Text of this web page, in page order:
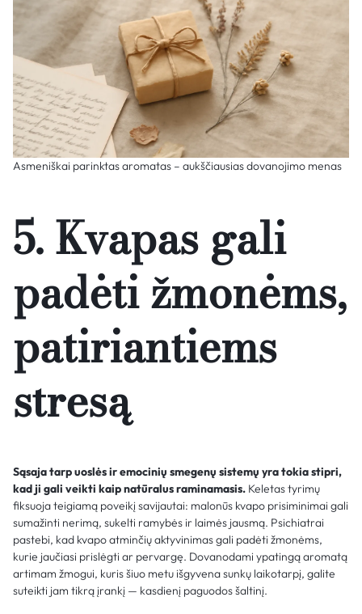
Asmeniškai parinktas aromatas – aukščiausias dovanojimo menas
5. Kvapas gali
padėti žmonėms,
patiriantiems
stresą
Sąsaja tarp uoslės ir emocinių smegenų sistemų yra tokia stipri,
kad ji gali veikti kaip natūralus raminamasis. Keletas tyrimų
fiksuoja teigiamą poveikį savijautai: malonūs kvapo prisiminimai gali
sumažinti nerimą, sukelti ramybės ir laimės jausmą. Psichiatrai
pastebi, kad kvapo atminčių aktyvinimas gali padėti žmonėms,
kurie jaučiasi prislėgti ar pervargę. Dovanodami ypatingą aromatą
artimam žmogui, kuris šiuo metu išgyvena sunkų laikotarpį, galite
suteikti jam tikrą įrankį — kasdienį paguodos šaltinį.